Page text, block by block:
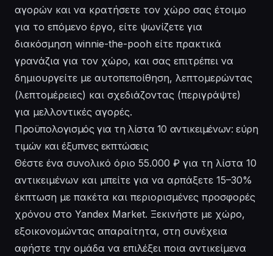
αγορών και να κρατήσετε τον χώρο σας έτοιμο
για το επόμενο έργο, είτε ψωνίζετε για
διακόσμηση winnie-the-pooh είτε πρακτικά
γρανάζια για τον χώρο, και σας επιτρέπει να
δημιουργείτε με αυτοπεποίθηση, λεπτομερώντας
(λεπτομέρειες) και σχεδιάζοντας (περιγράψτε)
για μελλοντικές αγορές.
Προϋπολογισμός για τη λίστα 10 αντικειμένων: εύρη
τιμών και έξυπνες εκπτώσεις
Θέστε ένα συνολικό όριο 55.000 ₽ για τη λίστα 10
αντικειμένων και μπείτε για να αρπάξετε 15–30%
έκπτωση με πακέτα και περιορισμένες προσφορές
χρόνου στο Yandex Market. Ξεκινήστε με χώρο,
εξοικονομώντας απαραίτητα, στη συνέχεια
αφήστε την ομάδα να επιλέξει ποια αντικείμενα